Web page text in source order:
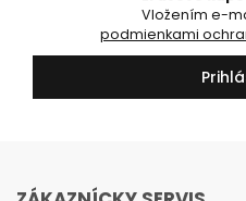
podmienkami